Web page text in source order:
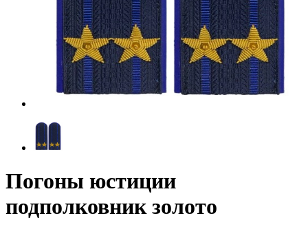
Погоны юстиции
подполковник золото